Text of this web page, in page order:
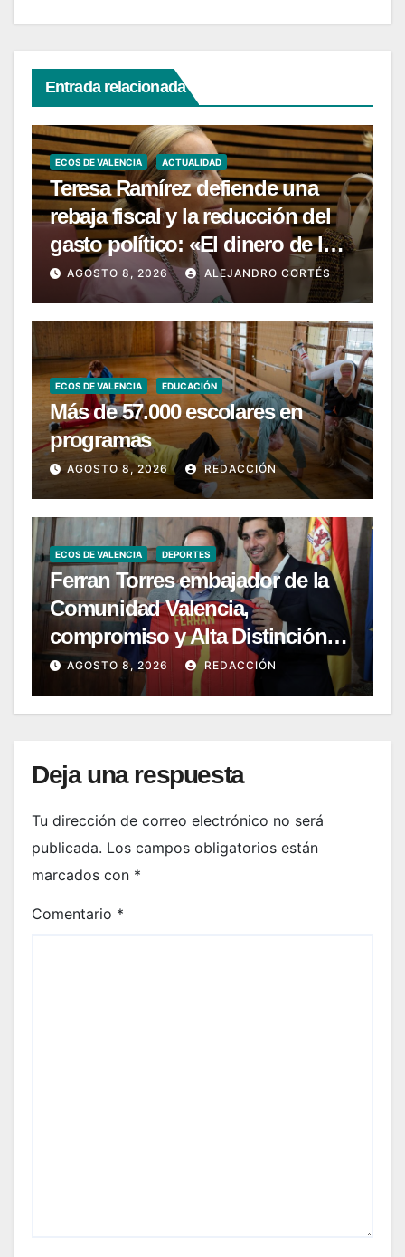
Entrada relacionada
ECOS DE VALENCIA ACTUALIDAD
Teresa Ramírez defiende una
rebaja fiscal y la reducción del
gasto político: «El dinero de los
valencianos es de los
valencianos»
AGOSTO 8, 2026 ALEJANDRO CORTÉS
ECOS DE VALENCIA EDUCACIÓN
Más de 57.000 escolares en
programas
AGOSTO 8, 2026 REDACCIÓN
ECOS DE VALENCIA DEPORTES
Ferran Torres embajador de la
Comunidad Valencia,
compromiso y Alta Distinción
del 9 d’Octubre
AGOSTO 8, 2026 REDACCIÓN
Deja una respuesta
Tu dirección de correo electrónico no será
publicada. Los campos obligatorios están
marcados con *
Comentario *